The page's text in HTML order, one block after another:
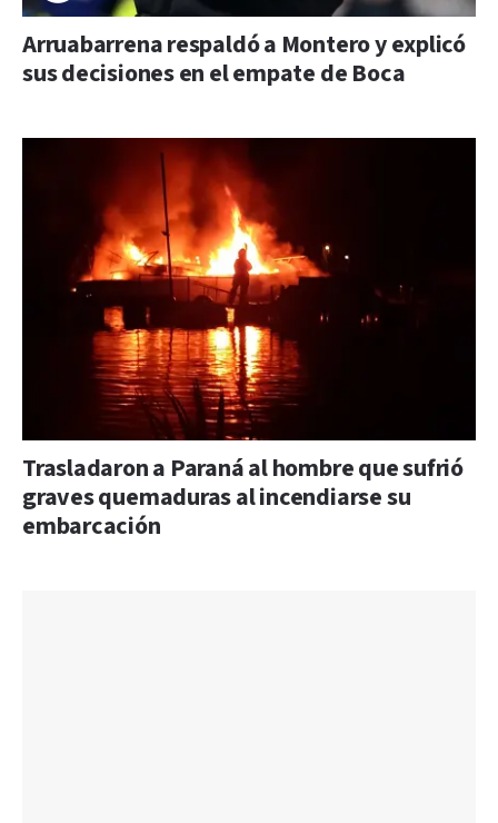
Arruabarrena respaldó a Montero y explicó
sus decisiones en el empate de Boca
Trasladaron a Paraná al hombre que sufrió
graves quemaduras al incendiarse su
embarcación